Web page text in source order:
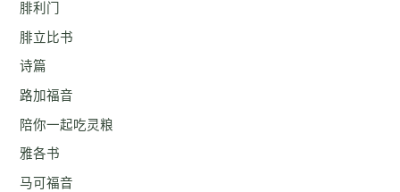
腓利门
腓立比书
诗篇
路加福音
陪你一起吃灵粮
雅各书
马可福音